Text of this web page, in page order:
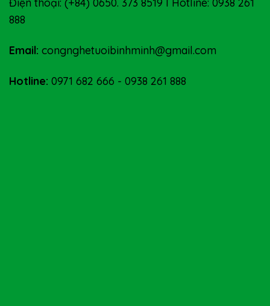
888
Email: congnghetuoibinhminh@gmail.com
Hotline: 0971 682 666 - 0938 261 888